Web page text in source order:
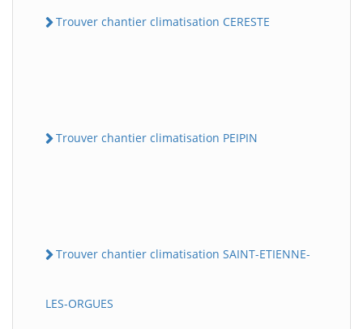
Trouver chantier climatisation CERESTE
Trouver chantier climatisation PEIPIN
Trouver chantier climatisation SAINT-ETIENNE-
LES-ORGUES